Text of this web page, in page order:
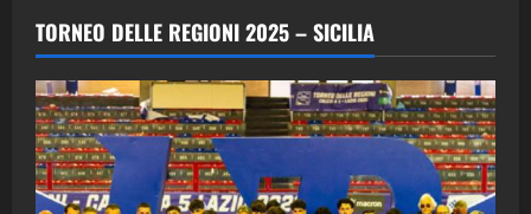
2
“SportEmpire” in Podcast: 29^ Puntata
(Martedi 28 Aprile 2026)
"SportEmpire" in Podcast
“SportEmpire” in Podcast: 28^ Puntata
(Martedi 21 Aprile 2026)
TORNEO DELLE REGIONI 2025 – SICILIA